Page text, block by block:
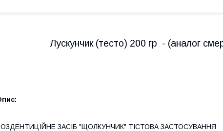
Лускунчик (тесто) 200 гр - (аналог
ЗАСІБ "ЩОЛКУНЧИК" ТІСТОВА ЗАСТОСУВАННЯ